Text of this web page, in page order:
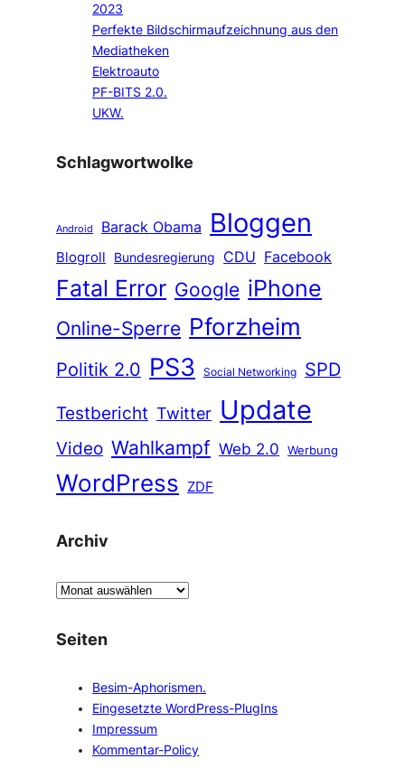
2023
Perfekte Bildschirmaufzeichnung aus den
Mediatheken
Elektroauto
PF-BITS 2.0.
UKW.
Schlagwortwolke
Android Barack Obama Bloggen
Blogroll Bundesregierung CDU Facebook
Fatal Error Google iPhone
Online-Sperre Pforzheim
Politik 2.0 PS3 Social Networking
SPD
Testbericht Twitter Update
Video Wahlkampf Web 2.0 Werbung
WordPress ZDF
Archiv
A
c
h
Seiten
Besim-Aphorismen.
Eingesetzte WordPress-PlugIns
Impressum
Kommentar-Policy